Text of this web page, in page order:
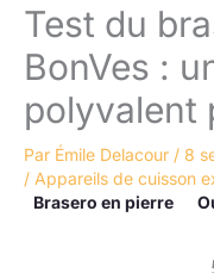
Test du
BonVes :
polyvalent
Par Émile Delacour / 8
/ Appareils de cuisson
Brasero en pierre